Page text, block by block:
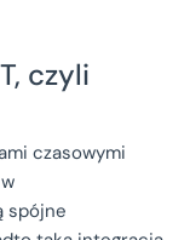
czyli
czasowymi
spójne